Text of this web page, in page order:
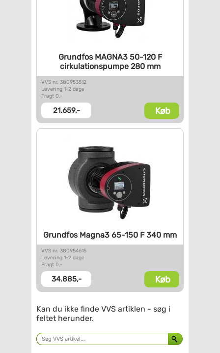
Grundfos MAGNA3 50-120 F
cirkulationspumpe 280 mm
VVS nr. 380953512
Levering 1-2 dage
Fragt 0,-
21.659,- Køb
Grundfos Magna3 65-150 F 340 mm
VVS nr. 380954615
Levering 1-2 dage
Fragt 0,-
34.885,- Køb
Kan du ikke finde VVS artiklen - søg i
feltet herunder.